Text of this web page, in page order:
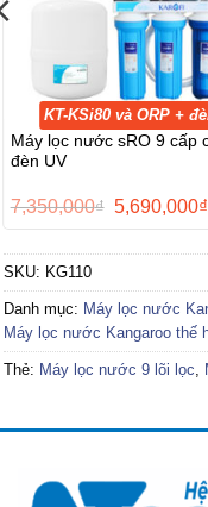
KT-KSi80 và ORP +
Máy lọc nước sRO 9 cấp
đèn UV
7,350,000₫ Giá
7,350,000₫.
5,690,000₫
SKU: KG110
Danh mục: Máy lọc nước
Máy lọc nước Kangaroo thế
Thẻ: Máy lọc nước 9 lõi lọc